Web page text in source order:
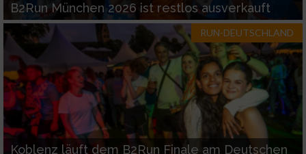
B2Run München 2026 ist restlos ausverkauft
RUN-DEUTSCHLAND
Koblenz läuft dem B2Run Finale am Deutschen